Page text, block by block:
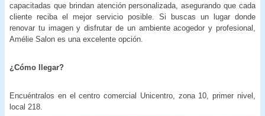
capacitadas que brindan atención personalizada, asegurando que cada
cliente reciba el mejor servicio posible. Si buscas un lugar donde
renovar tu imagen y disfrutar de un ambiente acogedor y profesional,
Amélie Salon es una excelente opción.
¿Cómo llegar?
Encuéntralos en el centro comercial Unicentro, zona 10, primer nivel,
local 218.